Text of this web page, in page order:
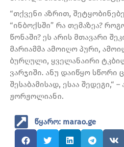
“თქვენი აზრით,
“ინბოქსში” რა თემაზეა?
წონაში? ეს არის მთავარი
მარიამმა ამოიღო პური,
ბურღული, ყველანაირი
ვარჯიში. ანუ დაიწყო სწორი
შესაბამისად, ესაა შედეგი,“
ჟორჟოლიანი.
წყარო: marao.ge